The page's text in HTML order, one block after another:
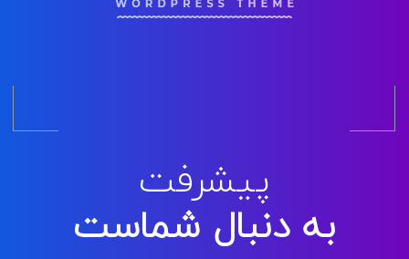
پیشرفت
به دنبال شماست